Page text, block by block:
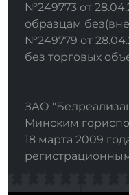
№249773 от
образцам
№249779 от
без торговых
ЗАО
Минским
18 марта 2009